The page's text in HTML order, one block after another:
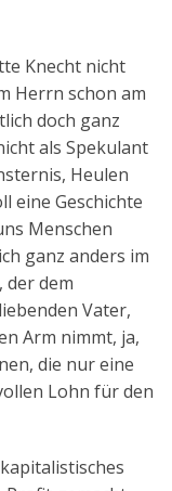
Knecht nicht
Herrn schon am
doch ganz
als Spekulant
Heulen
eine Geschichte
Menschen
ganz anders im
der dem
Vater,
Arm nimmt, ja,
die nur eine
Lohn für den